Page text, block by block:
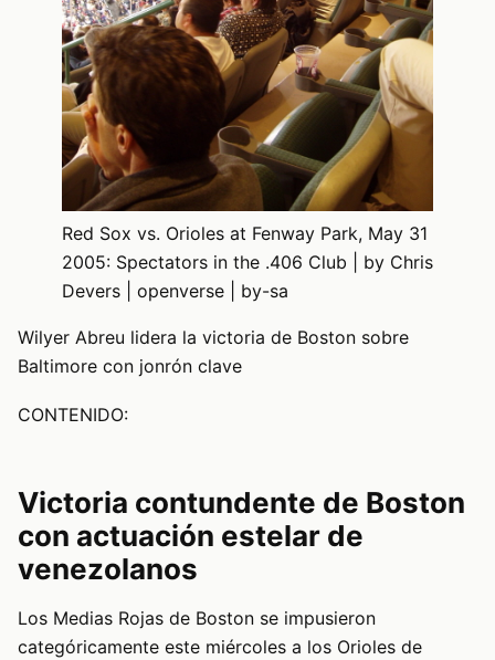
Red Sox vs. Orioles at Fenway Park, May 31
2005: Spectators in the .406 Club | by Chris
Devers | openverse | by-sa
Wilyer Abreu lidera la victoria de Boston sobre
Baltimore con jonrón clave
CONTENIDO:
Victoria contundente de Boston
con actuación estelar de
venezolanos
Los Medias Rojas de Boston se impusieron
categóricamente este miércoles a los Orioles de